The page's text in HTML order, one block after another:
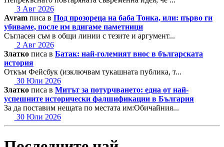
3 Авг 2026
Avram писа в Под прозореца на баба Тонка, или: първо ги
убиваме, после им вдигаме паметници
Съгласен съм в общи линии с тезите и аргумент...
2 Авг 2026
Златко писа в Батак: най-големият внос в българската
история
Откъм Фейсбук (изключвам тукашната публика, т...
30 Юли 2026
Златко писа в Митът за потурчването: една от най-
успешните исторически фалшификации в България
За да поставим нещата по местата им:Обичайния...
30 Юли 2026